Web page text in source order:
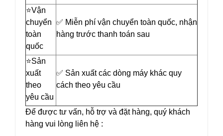
⭐️Vận
chuyển
toàn
quốc
✅ Miễn phí vận chuyển toàn quốc, nhận
hàng trước thanh toán sau
⭐️Sản
xuất
theo
yêu cầu
✅ Sản xuất các dòng máy khác quy
cách theo yêu cầu
Để được tư vấn, hỗ trợ và đặt hàng, quý khách
hàng vui lòng liên hệ :